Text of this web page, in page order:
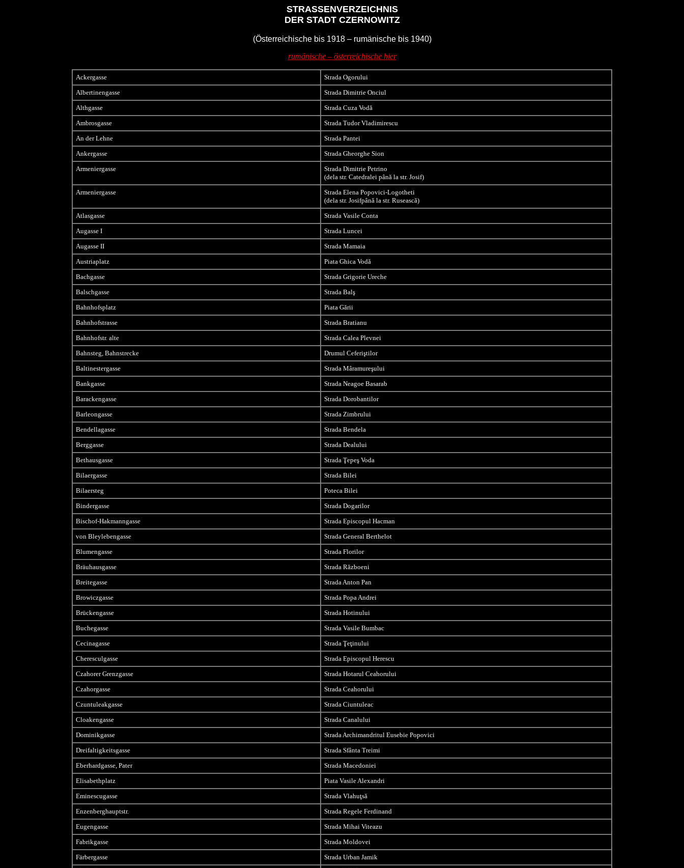
STRASSENVERZEICHNIS
DER STADT CZERNOWITZ
(Österreichische bis 1918 – rumänische bis 1940)
rumänische – österreichische hier
Ackergasse
Strada Ogorului
Albertinengasse
Strada Dimitrie Onciul
Althgasse
Strada Cuza Vodă
Ambrosgasse
Strada Tudor Vladimirescu
An der Lehne
Strada Pantei
Ankergasse
Strada Gheorghe Sion
Armeniergasse
Strada Dimitrie Petrino
(dela str. Catedralei până la str. Josif)
Armeniergasse
Strada Elena Popovici-Logotheti
(dela str. Josifpână la str. Rusească)
Atlasgasse
Strada Vasile Conta
Augasse I
Strada Luncei
Augasse II
Strada Mamaia
Austriaplatz
Piata Ghica Vodă
Bachgasse
Strada Grigorie Ureche
Balschgasse
Strada Balş
Bahnhofsplatz
Piata Gării
Bahnhofstrasse
Strada Bratianu
Bahnhofstr. alte
Strada Calea Plevnei
Bahnsteg, Bahnstrecke
Drumul Ceferiştilor
Baltinestergasse
Strada Mâramureşului
Bankgasse
Strada Neagoe Basarab
Barackengasse
Strada Dorobantilor
Barleongasse
Strada Zimbrului
Bendellagasse
Strada Bendela
Berggasse
Strada Dealului
Bethausgasse
Strada Ţepeş Voda
Bilaergasse
Strada Bilei
Bilaersteg
Poteca Bilei
Bindergasse
Strada Dogarilor
Bischof-Hakmanngasse
Strada Episcopul Hacman
von Bleylebengasse
Strada General Berthelot
Blumengasse
Strada Florilor
Bräuhausgasse
Strada Războeni
Breitegasse
Strada Anton Pan
Browiczgasse
Strada Popa Andrei
Brückengasse
Strada Hotinului
Buchegasse
Strada Vasile Bumbac
Cecinagasse
Strada Ţeţinului
Cheresculgasse
Strada Episcopul Herescu
Czahorer Grenzgasse
Strada Hotarul Ceahorului
Czahorgasse
Strada Ceahorului
Czuntuleakgasse
Strada Ciuntuleac
Cloakengasse
Strada Canalului
Dominikgasse
Strada Archimandritul Eusebie Popovici
Dreifaltigkeitsgasse
Strada Sfânta Treimi
Eberhardgasse, Pater
Strada Macedoniei
Elisabethplatz
Piata Vasile Alexandri
Eminescugasse
Strada Vlahuţsă
Enzenberghauptstr.
Strada Regele Ferdinand
Eugengasse
Strada Mihai Viteazu
Fabrikgasse
Strada Moldovei
Färbergasse
Strada Urban Jamik